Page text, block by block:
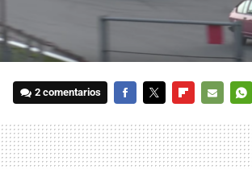
2 comentarios
MAIL